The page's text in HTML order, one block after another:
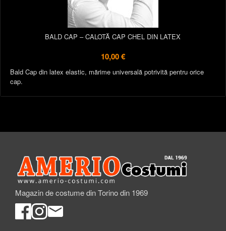
BALD CAP – CALOTĂ CAP CHEL DIN LATEX
10,00 €
Bald Cap din latex elastic, mărime universală potrivită pentru orice
cap.
Magazin de costume din Torino din 1969